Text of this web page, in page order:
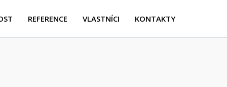
REFERENCE VLASTNÍCI KONTAKTY